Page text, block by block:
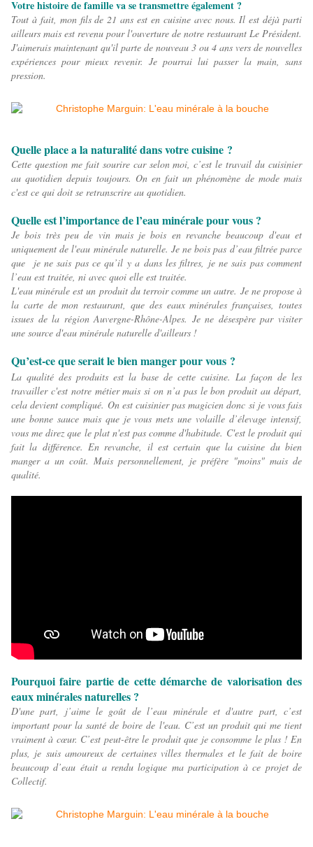
Votre histoire de famille va se transmettre également ?
Tout à fait, mon fils de 21 ans est en cuisine avec nous. Il est déjà parti
ailleurs mais est revenu pour l'ouverture de notre restaurant Le Président.
J'aimerais maintenant qu'il parte de nouveau 3 ou 4 ans vers de nouvelles
expériences pour mieux revenir. Je pourrai lui passer la main, sans
pression.
Quelle place a la naturalité dans votre cuisine ?
Cette question me fait sourire car selon moi, c’est le travail du cuisinier
au quotidien depuis toujours. On en fait un phénomène de mode mais
c'est ce qui doit se retranscrire au quotidien.
Quelle est l’importance de l’eau minérale pour vous ?
Je bois très peu de vin mais je bois en revanche beaucoup d'eau et
uniquement de l'eau minérale naturelle. Je ne bois pas d’eau filtrée parce
que je ne sais pas ce qu’il y a dans les filtres, je ne sais pas comment
l’eau est traitée, ni avec quoi elle est traitée.
L'eau minérale est un produit du terroir comme un autre. Je ne propose à
la carte de mon restaurant, que des eaux minérales françaises, toutes
issues de la région Auvergne-Rhône-Alpes. Je ne désespère par visiter
une source d'eau minérale naturelle d'ailleurs !
Qu’est-ce que serait le bien manger pour vous ?
La qualité des produits est la base de cette cuisine. La façon de les
travailler c'est notre métier mais si on n’a pas le bon produit au départ,
cela devient compliqué. On est cuisinier pas magicien donc si je vous fais
une bonne sauce mais que je vous mets une volaille d’élevage intensif,
vous me direz que le plat n'est pas comme d'habitude. C'est le produit qui
fait la différence. En revanche, il est certain que la cuisine du bien
manger a un coût. Mais personnellement, je préfère "moins" mais de
qualité.
Pourquoi faire partie de cette démarche de valorisation des
eaux minérales naturelles ?
D'une part, j’aime le goût de l’eau minérale et d'autre part, c’est
important pour la santé de boire de l'eau. C’est un produit qui me tient
vraiment à cœur. C’est peut-être le produit que je consomme le plus ! En
plus, je suis amoureux de certaines villes thermales et le fait de boire
beaucoup d’eau était a rendu logique ma participation à ce projet de
Collectif.